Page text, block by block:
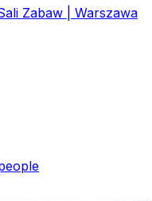
Zabaw | Warszawa